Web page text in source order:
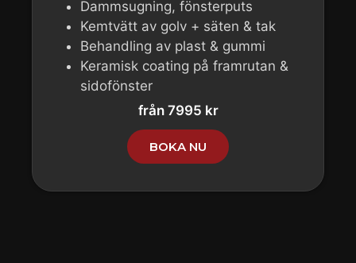
Dammsugning, fönsterputs
Kemtvätt av golv + säten & tak
Behandling av plast & gummi
Keramisk coating på framrutan &
sidofönster
från 7995 kr
BOKA NU